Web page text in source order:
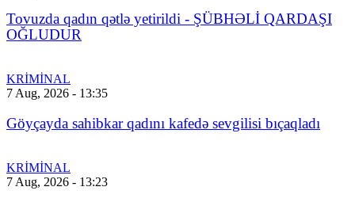
Tovuzda qadın qətlə yetirildi - ŞÜBHƏLİ QARDAŞI
OĞLUDUR
KRİMİNAL
7 Aug, 2026 - 13:35
Göyçayda sahibkar qadını kafedə sevgilisi bıçaqladı
KRİMİNAL
7 Aug, 2026 - 13:23